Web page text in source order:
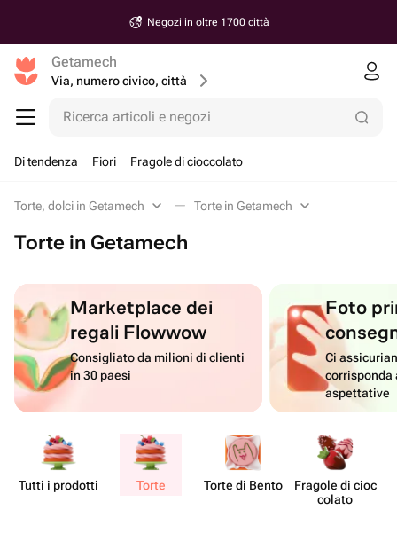
Negozi in oltre 1700 città
Getamech
Via, numero civico, città
Ricerca articoli e negozi
Di tendenza Fiori Fragole di cioccolato
Torte, dolci in Getamech Torte in Getamech
Torte in Getamech
Marketplace dei
regali Flowwow
Consigliato da milioni di clienti
in 30 paesi
Foto
Ci
corrisponda
aspettative
Tutti i prodotti Torte Torte di Bento
Fragole di cioc​
colato